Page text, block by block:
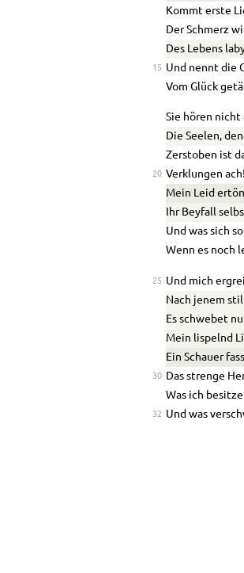
Kommt erste
Der Schmerz
Des Lebens
15 Und nennt die
Vom Glück
Sie hören nicht
Die Seelen,
Zerstoben ist
20 Verklungen
Mein Leid
Ihr Beyfall
Und was sich
Wenn es noch
25 Und mich
Nach jenem
Es schwebet
Mein lispelnd
Ein Schauer
30 Das strenge
Was ich
32 Und was